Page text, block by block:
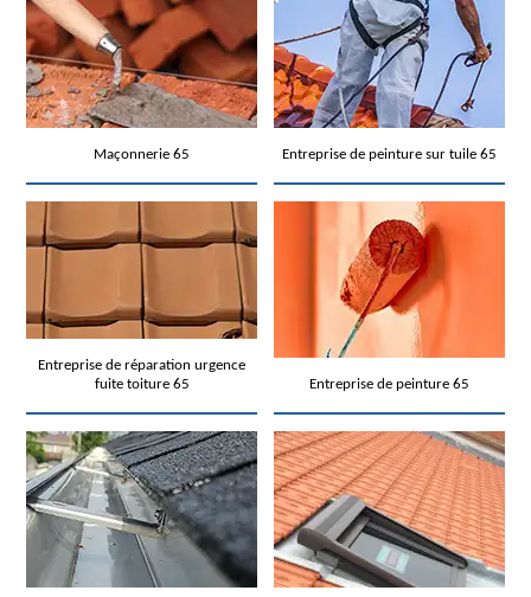
Maçonnerie 65 Entreprise de peinture sur tuile 65
Entreprise de réparation urgence
fuite toiture 65
Entreprise de peinture 65